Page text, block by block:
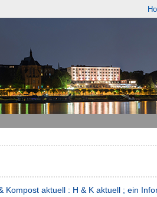
Kompost aktuell : H & K aktuell ; ein